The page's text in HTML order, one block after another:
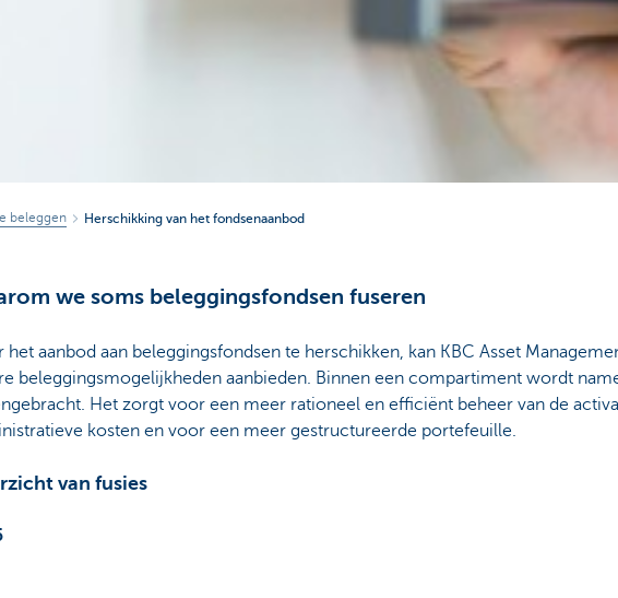
beleggen Herschikking van het fondsenaanbod
we soms beleggingsfondsen fuseren
het aanbod aan beleggingsfondsen te herschikken, kan KBC Asset
beleggingsmogelijkheden aanbieden. Binnen een compartiment wordt
Het zorgt voor een meer rationeel en efficiënt beheer van de
kosten en voor een meer gestructureerde portefeuille.
van fusies